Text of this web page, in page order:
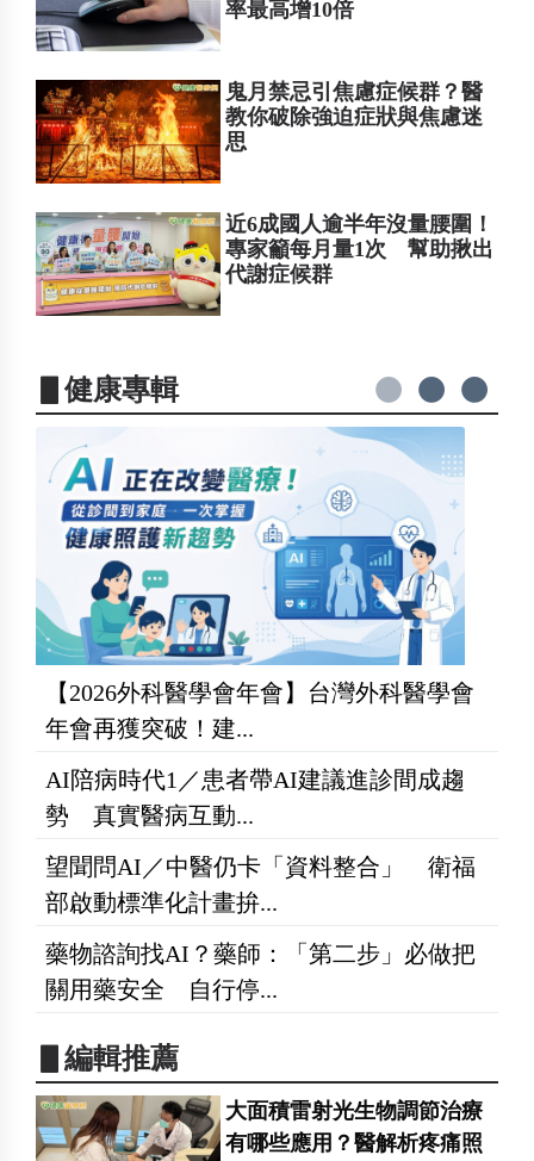
率最高增10倍
鬼月禁忌引焦慮症候群？醫
教你破除強迫症狀與焦慮迷
思
近6成國人逾半年沒量腰圍！
專家籲每月量1次 幫助揪出
代謝症候群
▋健康專輯
【2026外科醫學會年會】台灣外科醫學會
年會再獲突破！建...
AI陪病時代1／患者帶AI建議進診間成趨
勢 真實醫病互動...
望聞問AI／中醫仍卡「資料整合」 衛福
部啟動標準化計畫拚...
藥物諮詢找AI？藥師：「第二步」必做把
關用藥安全 自行停...
▋編輯推薦
大面積雷射光生物調節治療
有哪些應用？醫解析疼痛照